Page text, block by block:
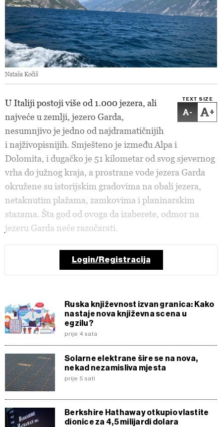
Nataša Kočiš
TEXT SIZE
- +
U Italiji postoji više od 1.000 jezera, ali
najveće u zemlji, jezero Garda,
nesumnjivo je jedno od najdramatičnijih
i najživopisnijih. Smješteno je između Alpa i
Dolomita, i dugačko je 51 kilometar od svog sjevernog
vrha do južnog kraja, a prostrane vode jezera Garda
okružene su istorijskim gradovima na obali jezera,
netaknutim plažama, zamkovima i planinarskim
stazama. Šta god od ovoga da izaberete, odmor na
jezeru Garda neće razočarati.
Login/Registracija
Ruska književnost izvan granica: Kako
nastaje nova književna scena u
egzilu?
prije 4 sata
Solarne elektrane šire se na nova,
nekad nezamisliva mjesta
prije 5 sati
Berkshire Hathaway otkupio vlastite
dionice za 4,5 milijardi dolara